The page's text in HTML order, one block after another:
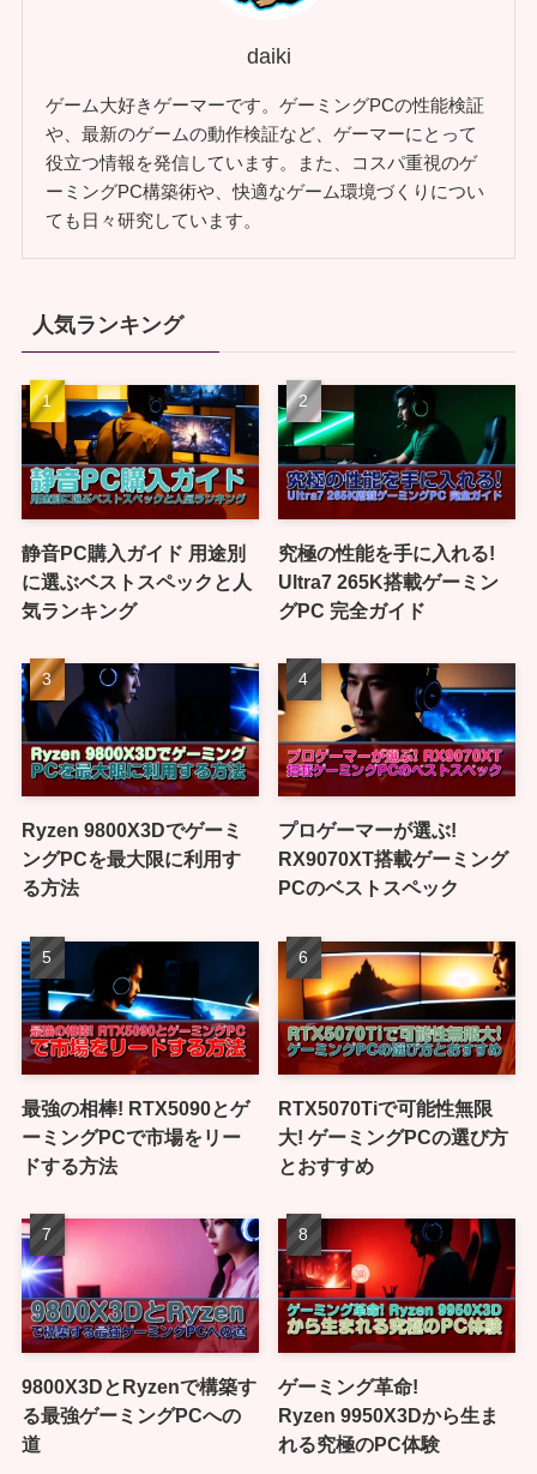
daiki
ゲーム大好きゲーマーです。ゲーミングPCの性能検証
や、最新のゲームの動作検証など、ゲーマーにとって
役立つ情報を発信しています。また、コスパ重視のゲ
ーミングPC構築術や、快適なゲーム環境づくりについ
ても日々研究しています。
人気ランキング
静音PC購入ガイド 用途別
に選ぶベストスペックと人
気ランキング
究極の性能を手に入れる!
Ultra7 265K搭載ゲーミン
グPC 完全ガイド
Ryzen 9800X3Dでゲーミ
ングPCを最大限に利用す
る方法
プロゲーマーが選ぶ!
RX9070XT搭載ゲーミング
PCのベストスペック
最強の相棒! RTX5090とゲ
ーミングPCで市場をリー
ドする方法
RTX5070Tiで可能性無限
大! ゲーミングPCの選び方
とおすすめ
9800X3DとRyzenで構築す
る最強ゲーミングPCへの
道
ゲーミング革命!
Ryzen 9950X3Dから生ま
れる究極のPC体験